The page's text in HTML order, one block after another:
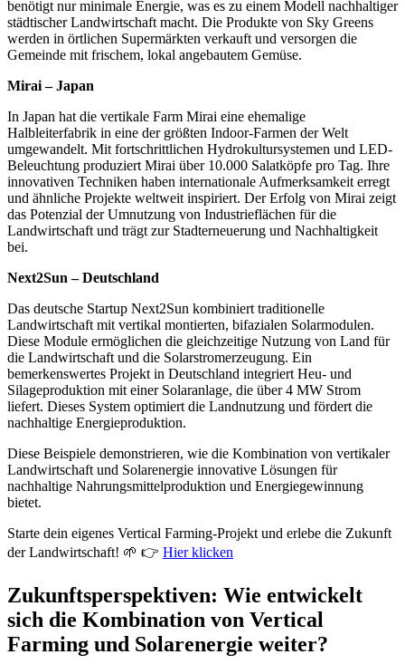
benötigt nur minimale Energie, was es zu einem Modell nachhaltiger
städtischer Landwirtschaft macht. Die Produkte von Sky Greens
werden in örtlichen Supermärkten verkauft und versorgen die
Gemeinde mit frischem, lokal angebautem Gemüse.
Mirai – Japan
In Japan hat die vertikale Farm Mirai eine ehemalige
Halbleiterfabrik in eine der größten Indoor-Farmen der Welt
umgewandelt. Mit fortschrittlichen Hydrokultursystemen und LED-
Beleuchtung produziert Mirai über 10.000 Salatköpfe pro Tag. Ihre
innovativen Techniken haben internationale Aufmerksamkeit erregt
und ähnliche Projekte weltweit inspiriert. Der Erfolg von Mirai zeigt
das Potenzial der Umnutzung von Industrieflächen für die
Landwirtschaft und trägt zur Stadterneuerung und Nachhaltigkeit
bei.
Next2Sun – Deutschland
Das deutsche Startup Next2Sun kombiniert traditionelle
Landwirtschaft mit vertikal montierten, bifazialen Solarmodulen.
Diese Module ermöglichen die gleichzeitige Nutzung von Land für
die Landwirtschaft und die Solarstromerzeugung. Ein
bemerkenswertes Projekt in Deutschland integriert Heu- und
Silageproduktion mit einer Solaranlage, die über 4 MW Strom
liefert. Dieses System optimiert die Landnutzung und fördert die
nachhaltige Energieproduktion.
Diese Beispiele demonstrieren, wie die Kombination von vertikaler
Landwirtschaft und Solarenergie innovative Lösungen für
nachhaltige Nahrungsmittelproduktion und Energiegewinnung
bietet.
Starte dein eigenes Vertical Farming-Projekt und erlebe die Zukunft
der Landwirtschaft! 🌱 👉 Hier klicken
Zukunftsperspektiven: Wie entwickelt
sich die Kombination von Vertical
Farming und Solarenergie weiter?